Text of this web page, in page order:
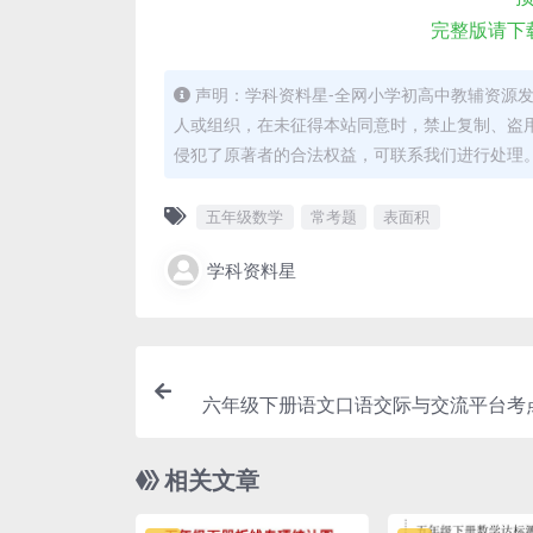
完整版请
声明：学科资料星-全网小学初高中教辅资源
人或组织，在未征得本站同意时，禁止复制、
侵犯了原著者的合法权益，可联系我们进行处理
五年级数学 常考题 表面积
学科资料星
六年级下册语文口语交际与交流平台考
相关文章